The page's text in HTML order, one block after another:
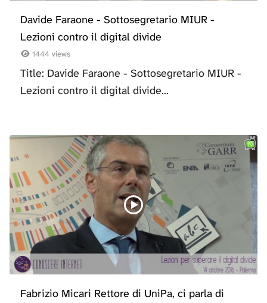
Davide Faraone - Sottosegretario MIUR -
Lezioni contro il digital divide
1444 views
Title: Davide Faraone - Sottosegretario MIUR -
Lezioni contro il digital divide...
Fabrizio Micari Rettore di UniPa, ci parla di